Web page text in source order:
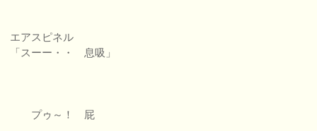
エアスピネル
「スーー・・ 息吸」
プゥ～！ 屁